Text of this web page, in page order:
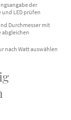
der
und LED prüfen
Durchmesser mit
abgleichen
nach Watt auswählen